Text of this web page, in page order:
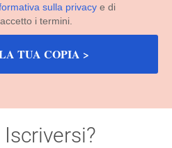
sulla privacy e di
i termini.
SCARICA LA TUA COPIA >
Iscriversi?